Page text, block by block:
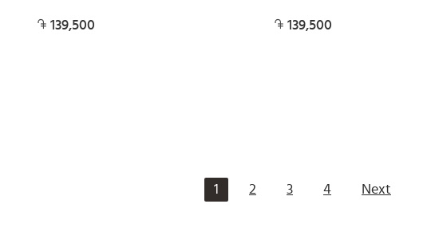
139,500 139,500
1 2 3 4 Next